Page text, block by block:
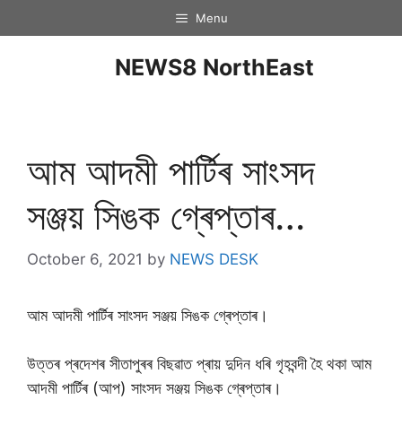
Menu
NEWS8 NorthEast
আম আদমী পাৰ্টিৰ সাংসদ
সঞ্জয় সিঙক গ্ৰেপ্তাৰ…
October 6, 2021 by NEWS DESK
আম আদমী পাৰ্টিৰ সাংসদ সঞ্জয় সিঙক গ্ৰেপ্তাৰ।
উত্তৰ প্ৰদেশৰ সীতাপুৰৰ বিছৱাত প্ৰায় দুদিন ধৰি গৃহবন্দী হৈ থকা আম
আদমী পাৰ্টিৰ (আপ) সাংসদ সঞ্জয় সিঙক গ্ৰেপ্তাৰ।